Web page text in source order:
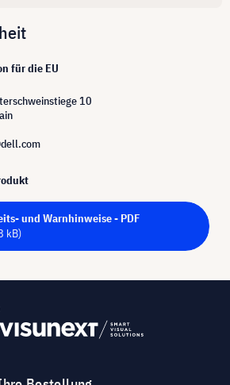
für die EU
10
und Warnhinweise - PDF
kB)